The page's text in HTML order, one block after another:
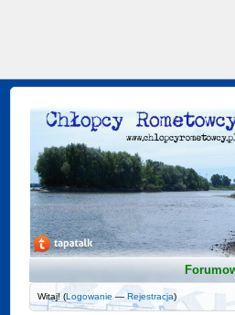
Witaj! (Logowanie —Rejestracja)